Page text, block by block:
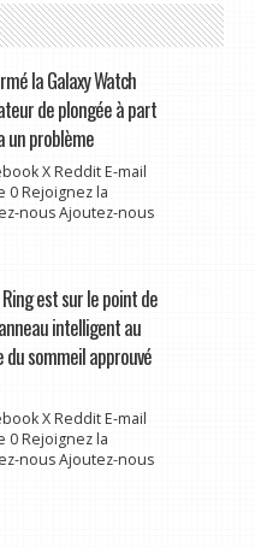
la Galaxy Watch
de plongée à part
un problème
X Reddit E-mail
0 Rejoignez la
nous Ajoutez-nous
est sur le point de
intelligent au
du sommeil approuvé
X Reddit E-mail
0 Rejoignez la
nous Ajoutez-nous